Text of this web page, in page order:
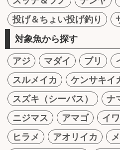
投げ＆ちょい投げ釣り
対象魚から探す
アジ マダイ ブリ
スルメイカ
ケンサキイ
スズキ（シーバス）
ナ
ニジマス
アマゴ イ
ヒラメ
アオリイカ